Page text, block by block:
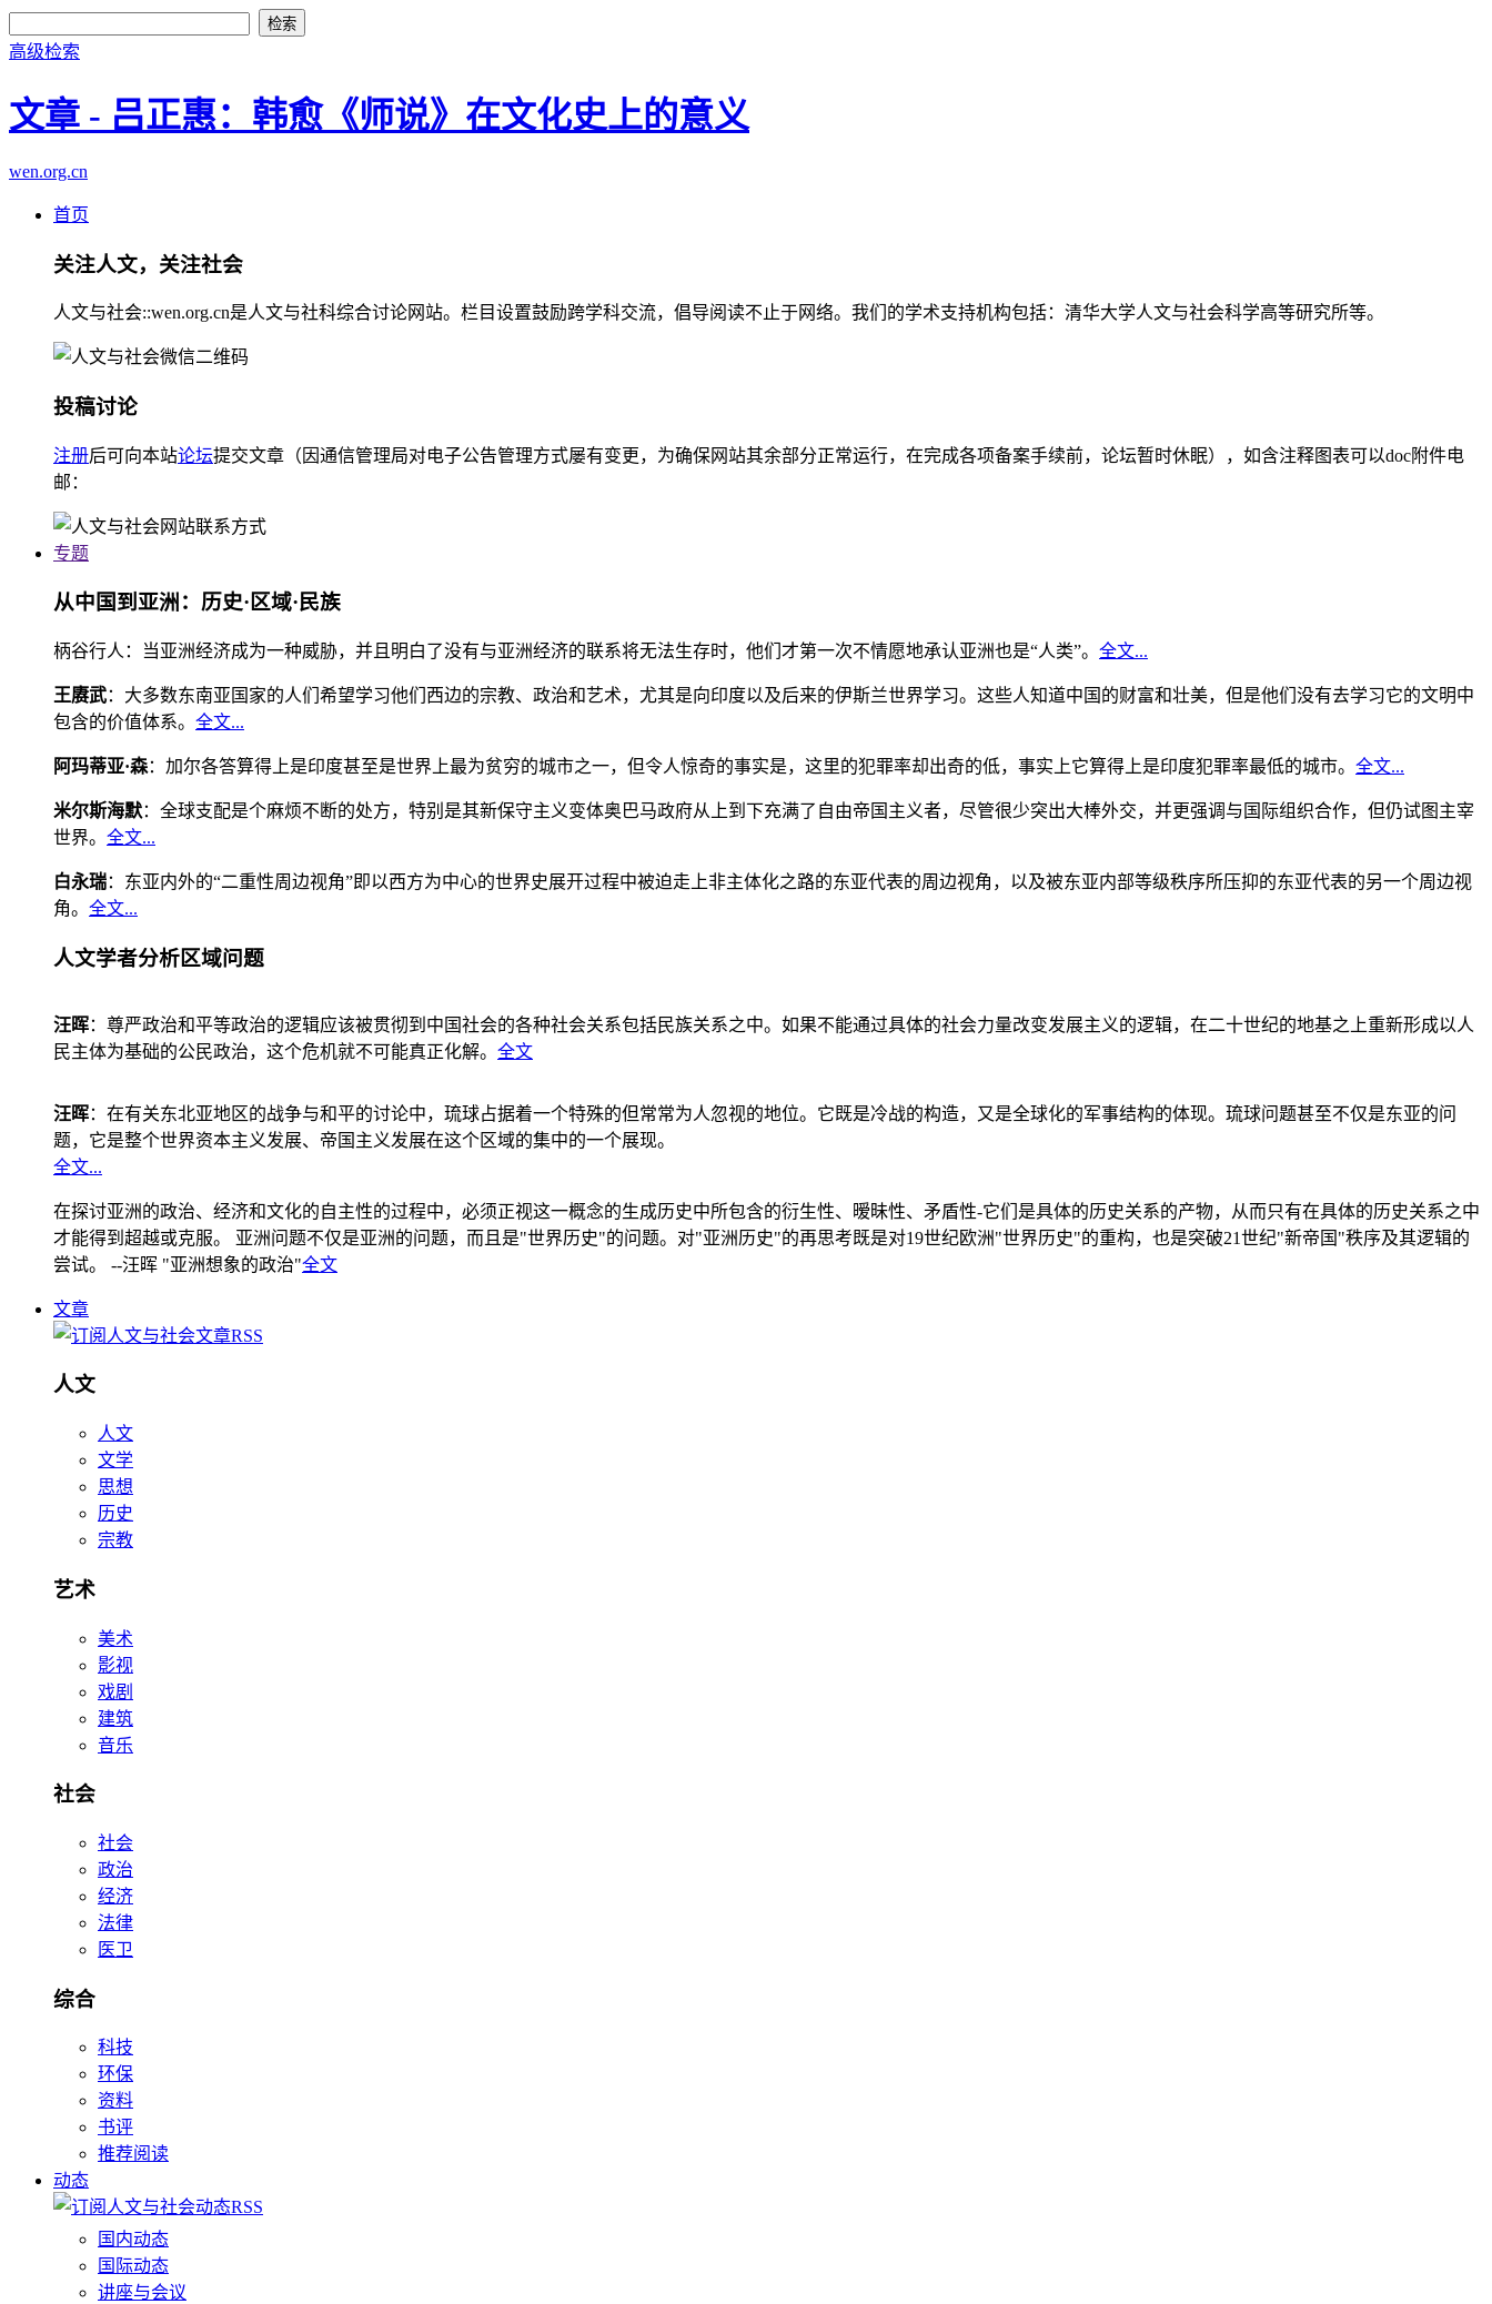
高级检索
文章 - 吕正惠：韩愈《师说》在文化史上的意义
wen.org.cn
首页
关注人文，关注社会
人文与社会::wen.org.cn是人文与社科综合讨论网站。栏目设置鼓励跨学科交流，倡导阅读不止于网络。我们的学术支持机构包括：清华大学人文与社会科学高等研究所等。
投稿讨论
注册后可向本站论坛提交文章（因通信管理局对电子公告管理方式屡有变更，为确保网站其余部分正常运行，在完成各项备案手续前，论坛暂时休眠），如含注释图表可以doc附件电
邮：
专题
从中国到亚洲：历史·区域·民族
柄谷行人：当亚洲经济成为一种威胁，并且明白了没有与亚洲经济的联系将无法生存时，他们才第一次不情愿地承认亚洲也是“人类”。 全文...
王赓武：大多数东南亚国家的人们希望学习他们西边的宗教、政治和艺术，尤其是向印度以及后来的伊斯兰世界学习。这些人知道中国的财富和壮美，但是他们没有去学习它的文明中
包含的价值体系。 全文...
阿玛蒂亚·森：加尔各答算得上是印度甚至是世界上最为贫穷的城市之一，但令人惊奇的事实是，这里的犯罪率却出奇的低，事实上它算得上是印度犯罪率最低的城市。 全文...
米尔斯海默：全球支配是个麻烦不断的处方，特别是其新保守主义变体奥巴马政府从上到下充满了自由帝国主义者，尽管很少突出大棒外交，并更强调与国际组织合作，但仍试图主宰
世界。 全文...
白永瑞：东亚内外的“二重性周边视角”即以西方为中心的世界史展开过程中被迫走上非主体化之路的东亚代表的周边视角，以及被东亚内部等级秩序所压抑的东亚代表的另一个周边视
角。 全文...
人文学者分析区域问题
汪晖：尊严政治和平等政治的逻辑应该被贯彻到中国社会的各种社会关系包括民族关系之中。如果不能通过具体的社会力量改变发展主义的逻辑，在二十世纪的地基之上重新形成以人
民主体为基础的公民政治，这个危机就不可能真正化解。 全文
汪晖：在有关东北亚地区的战争与和平的讨论中，琉球占据着一个特殊的但常常为人忽视的地位。它既是冷战的构造，又是全球化的军事结构的体现。琉球问题甚至不仅是东亚的问
题，它是整个世界资本主义发展、帝国主义发展在这个区域的集中的一个展现。
全文...
在探讨亚洲的政治、经济和文化的自主性的过程中，必须正视这一概念的生成历史中所包含的衍生性、暧昧性、矛盾性-它们是具体的历史关系的产物，从而只有在具体的历史关系之中
才能得到超越或克服。 亚洲问题不仅是亚洲的问题，而且是"世界历史"的问题。对"亚洲历史"的再思考既是对19世纪欧洲"世界历史"的重构，也是突破21世纪"新帝国"秩序及其逻辑的
尝试。 --汪晖 "亚洲想象的政治"全文
文章
人文
人文
文学
思想
历史
宗教
艺术
美术
影视
戏剧
建筑
音乐
社会
社会
政治
经济
法律
医卫
综合
科技
环保
资料
书评
推荐阅读
动态
国内动态
国际动态
讲座与会议